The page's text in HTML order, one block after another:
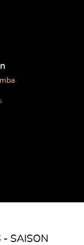
- SAISON